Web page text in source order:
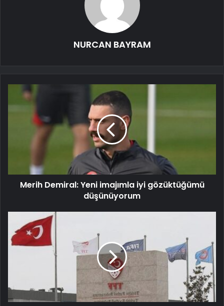
NURCAN BAYRAM
Merih Demiral: Yeni imajımla iyi gözüktüğümü
düşünüyorum